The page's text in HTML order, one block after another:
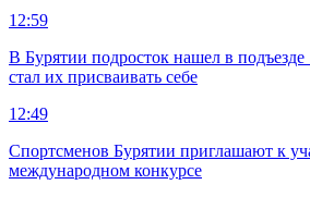
12:59
В Бурятии подросток нашел в
стал их присваивать себе
12:49
Спортсменов Бурятии приглашают к
международном конкурсе